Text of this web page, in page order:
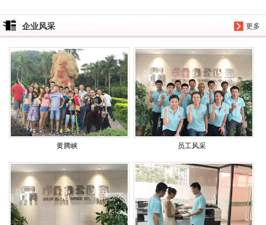
更多
企业风采
黄腾峡 员工风采